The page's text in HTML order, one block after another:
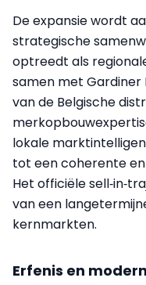
De expansie wordt
strategische
optreedt als
samen met
van de Belgische
lokale
tot een coherente
Het officiële
van een
kernmarkten.
Erfenis en